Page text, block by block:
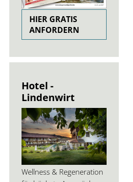
HIER GRATIS
ANFORDERN
Hotel -
Lindenwirt
Wellness & Regeneration